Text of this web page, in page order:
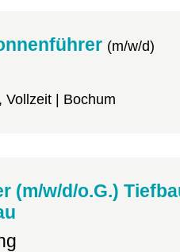
(m/w/d)
Vollzeit | Bochum
(m/w/d/o.G.)